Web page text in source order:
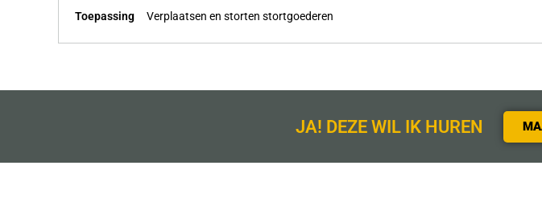
Toepassing
Verplaatsen en storten stortgoederen
JA! DEZE WIL IK HUREN